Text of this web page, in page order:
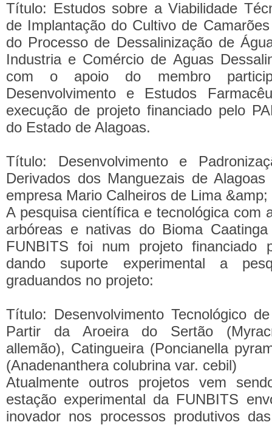
Título: Estudos sobre a Viabilidade
de Implantação do Cultivo de
do Processo de Dessalinização de
Industria e Comércio de Aguas
com o apoio do membro
Desenvolvimento e Estudos
execução de projeto financiado pelo
do Estado de Alagoas.
Título: Desenvolvimento e
Derivados dos Manguezais de
empresa Mario Calheiros de Lima
A pesquisa científica e tecnológica com
arbóreas e nativas do Bioma
FUNBITS foi num projeto financiado
dando suporte experimental a
graduandos no projeto:
Título: Desenvolvimento Tecnológico
Partir da Aroeira do Sertão
allemão), Catingueira (Poncianella
(Anadenanthera colubrina var. cebil)
Atualmente outros projetos vem
estação experimental da FUNBITS
inovador nos processos produtivos